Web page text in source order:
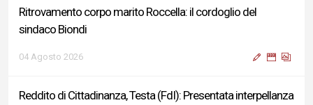
Ritrovamento corpo marito Roccella: il cordoglio del
sindaco Biondi
04 Agosto 2026
Reddito di Cittadinanza, Testa (FdI): Presentata interpellanza